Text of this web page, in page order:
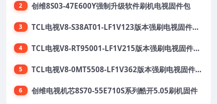
2 创维8S03-47E600Y强制升级软件刷机电视固件包
3 TCL电视V8-S38AT01-LF1V123版本强刷电视固件包下载
4 TCL电视V8-RT95001-LF1V215版本强刷电视固件包下载
5 TCL电视V8-0MT5508-LF1V362版本强刷电视固件包下载
6 创维电视机芯8S70-55E710S系列酷开5.05刷机固件